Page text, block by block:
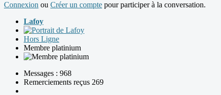
Connexion ou Créer un compte pour participer à la conversation.
Lafoy
Hors Ligne
Membre platinium
Messages : 968
Remerciements reçus 269